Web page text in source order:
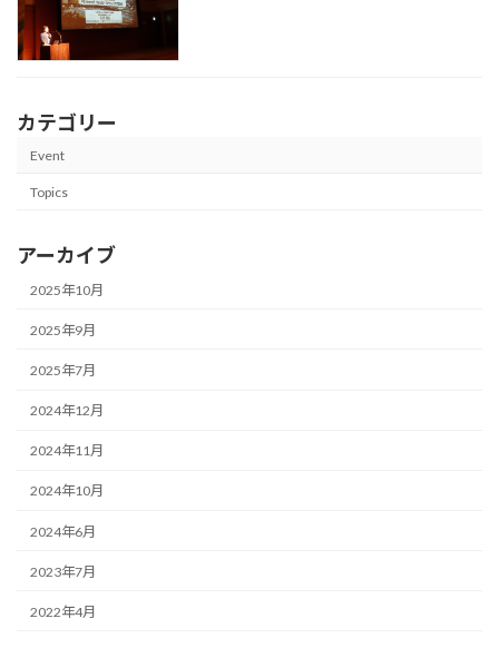
カテゴリー
Event
Topics
アーカイブ
2025年10月
2025年9月
2025年7月
2024年12月
2024年11月
2024年10月
2024年6月
2023年7月
2022年4月